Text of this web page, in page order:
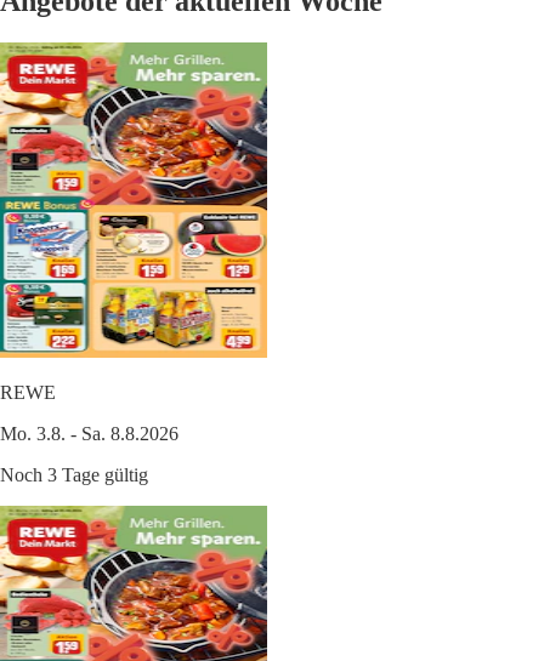
REWE
Mo. 3.8. - Sa. 8.8.2026
Noch 3 Tage gültig